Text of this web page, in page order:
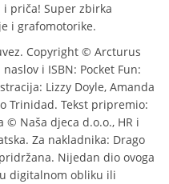
priča! Super zbirka
i grafomotorike.
Copyright © Arcturus
i ISBN: Pocket Fun:
Lizzy Doyle, Amanda
Trinidad. Tekst pripremio:
© Naša djeca d.o.o., HR i
Za nakladnika: Drago
Nijedan dio ovoga
digitalnom obliku ili